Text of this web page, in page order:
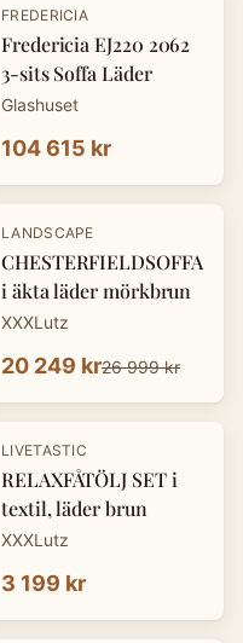
FREDERICIA
Fredericia EJ220 2062
3-sits Soffa Läder
Glashuset
104 615 kr
- 25%
LANDSCAPE
CHESTERFIELDSOFFA
i äkta läder mörkbrun
XXXLutz
20 249 kr26 999 kr
LIVETASTIC
RELAXFÅTÖLJ SET i
textil, läder brun
XXXLutz
3 199 kr